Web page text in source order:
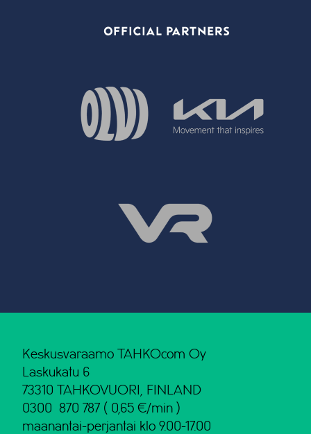
OFFICIAL PARTNERS
Keskusvaraamo TAHKOcom Oy
Laskukatu 6
73310 TAHKOVUORI, FINLAND
0300 870 787 ( 0,65 €/min )
maanantai-perjantai klo 9.00-17.00